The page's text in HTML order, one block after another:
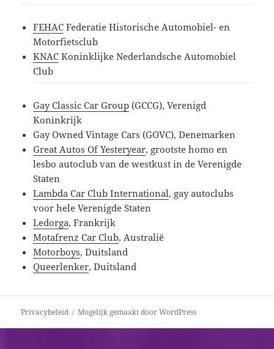
FEHAC Federatie Historische Automobiel- en
Motorfietsclub
KNAC Koninklijke Nederlandsche Automobiel
Club
Gay Classic Car Group (GCCG), Verenigd
Koninkrijk
Gay Owned Vintage Cars (GOVC), Denemarken
Great Autos Of Yesteryear, grootste homo en
lesbo autoclub van de westkust in de Verenigde
Staten
Lambda Car Club International, gay autoclubs
voor hele Verenigde Staten
Ledorga, Frankrijk
Motafrenz Car Club, Australië
Motorboys, Duitsland
Queerlenker, Duitsland
navigatiePrivacybeleid Mogelijk gemaakt door WordPress